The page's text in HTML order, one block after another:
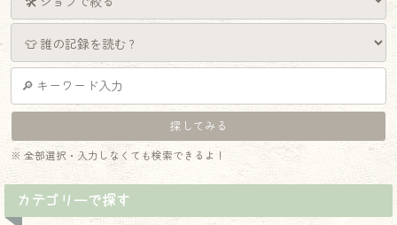
※ 全部選択・入力しなくても検索できるよ！
カテゴリーで探す